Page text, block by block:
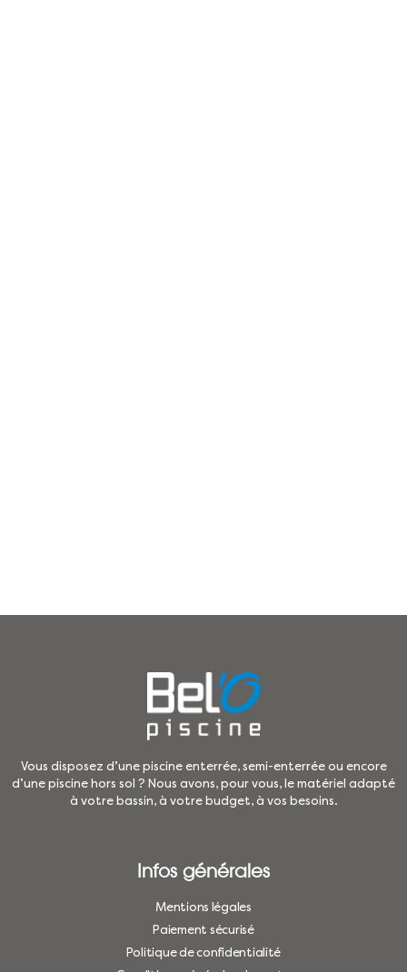
Vous disposez d’une piscine enterrée, semi-enterrée ou encore
d’une piscine hors sol ? Nous avons, pour vous, le matériel adapté
à votre bassin, à votre budget, à vos besoins.
Infos générales
Mentions légales
Paiement sécurisé
Politique de confidentialité